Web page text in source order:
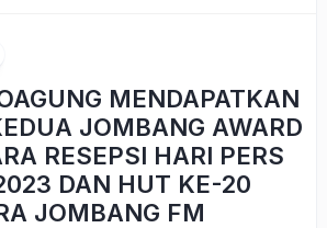
MENDAPATKAN
JOMBANG AWARD
RESEPSI HARI PERS
DAN HUT KE-20
JOMBANG FM